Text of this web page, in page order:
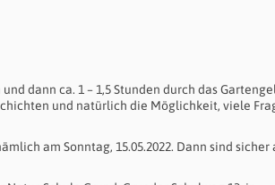
dann ca. 1 – 1,5 Stunden durch das
und natürlich die Möglichkeit, viele
am Sonntag, 15.05.2022. Dann sind sicher